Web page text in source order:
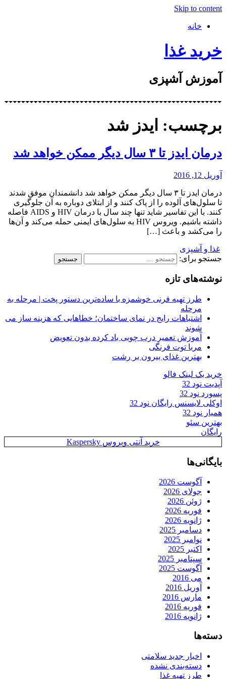
Skip to content
خانه
خرید غذا
آموزش آشپزی
برچسب: ایدز شد
درمان ایدز تا ۳ سال دیگر ممکن خواهد شد
آوریل 12, 2016
درمان ایدز تا ۳ سال دیگر ممکن خواهد شد دانشمندان موفق شدند
تا سلول‌های آلوده را از پاک کنند و از ابتلای دوباره به آن جلوگیری
کنند. با این تفاسیر شاید تنها چند سال با درمان HIV و AIDS فاصله
داشته باشیم. ویروس HIV به سلول‌های ایمنی حمله می‌کند و آن‌ها
را می‌کشد و باعث […]
غذا و آشپزی
جستجو برای:
نوشته‌های تازه
طرز تهیه فرنی خوشمزه با ساده‌ترین دستور پخت | مرحله به
مرحله
اشتباهات رایج در نمای ساختمان؛ خطاهایی که هزینه ساز می
شوند
آموزش تعمیر درب چوبی باد کرده بدون تعویض
مربا توت فرنگی
بهترین غذای بیرون بر رشت
خرید بک لینک فالو
آپدیت نود 32
پسورد نود 32
اوکلی لایسنس رایگان نود 32
همیار نود 32
بهترین سئو
رایگان
خرید آنتی ویروس Kaspersky
بایگانی‌ها
آگوست 2026
جولای 2026
ژوئن 2026
فوریه 2026
ژانویه 2026
دسامبر 2025
نوامبر 2025
اکتبر 2025
سپتامبر 2025
آگوست 2025
می 2016
آوریل 2016
مارس 2016
فوریه 2016
ژانویه 2016
دسته‌ها
اخبار جدید سلامتی
دسته‌بندی نشده
طرز تهیه غذا